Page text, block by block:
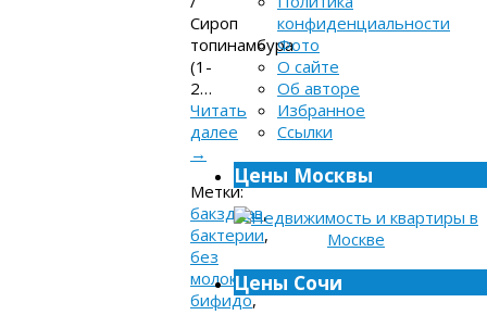
Сироп
топинамбура
(1-
2…
Читать
далее
→
Метки:
бакздрав,
бактерии,
без
молока,
бифидо,
конфиденциальности
Фото
О сайте
Об авторе
Избранное
Ссылки
Цены Москвы
Цены Сочи